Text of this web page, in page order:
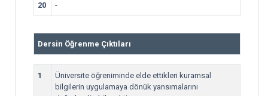
20 -
Dersin Öğrenme Çıktıları
1
Üniversite öğreniminde elde ettikleri kuramsal
bilgilerin uygulamaya dönük yansımalarını